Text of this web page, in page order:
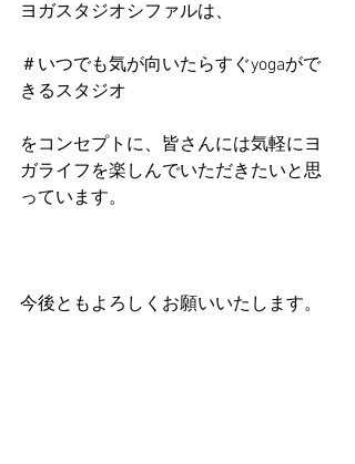
ヨガスタジオシファルは、
＃いつでも気が向いたらすぐyogaがで
きるスタジオ
をコンセプトに、皆さんには気軽にヨ
ガライフを楽しんでいただきたいと思
っています。
今後ともよろしくお願いいたします。